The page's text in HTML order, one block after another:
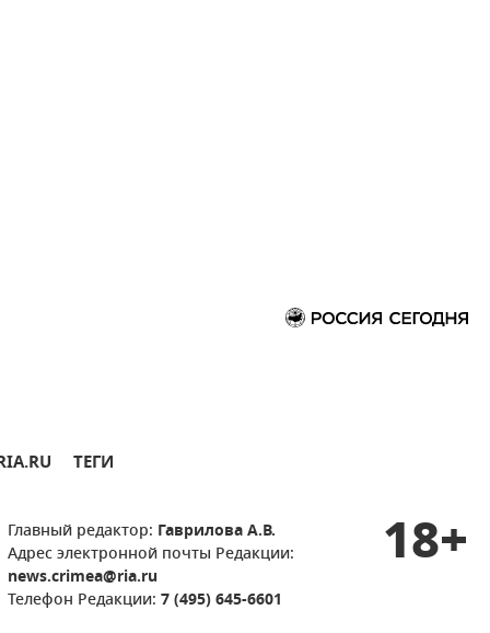
ТЕГИ
Главный редактор: Гаврилова А.В.
Адрес электронной почты Редакции:
news.crimea@ria.ru
Телефон Редакции: 7 (495) 645-6601
18+